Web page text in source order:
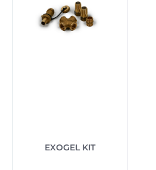
EXOGEL KIT